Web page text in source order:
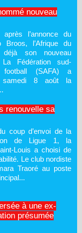
nouveau
l’annonce du
Broos, l’Afrique du
son nouveau
La Fédération sud-
football (SAFA) a
samedi 8 août la
renouvelle sa
coup d’envoi de la
de Ligue 1, la
Louis a choisi de
Le club nordiste
Traoré au poste
à une ex-
présumée